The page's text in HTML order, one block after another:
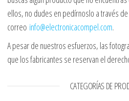
ellos, no dudes en pedírnoslo a través
correo info@electronicacompel.com.
A pesar de nuestros esfuerzos, las
que los fabricantes se reservan el
CATEGORÍAS DE